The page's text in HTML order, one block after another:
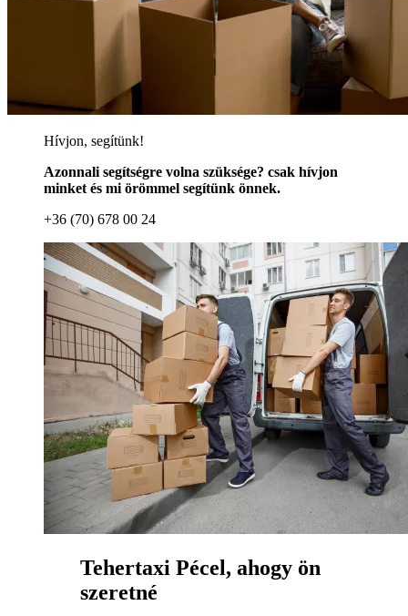
Hívjon, segítünk!
Azonnali segítségre volna szüksége? csak hívjon
minket és mi örömmel segítünk önnek.
+36 (70) 678 00 24
Tehertaxi Pécel, ahogy ön
szeretné